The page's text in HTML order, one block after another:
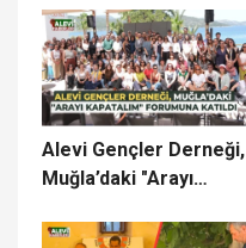
Alevi Gençler Derneği,
Muğla’daki "Arayı
katıldı